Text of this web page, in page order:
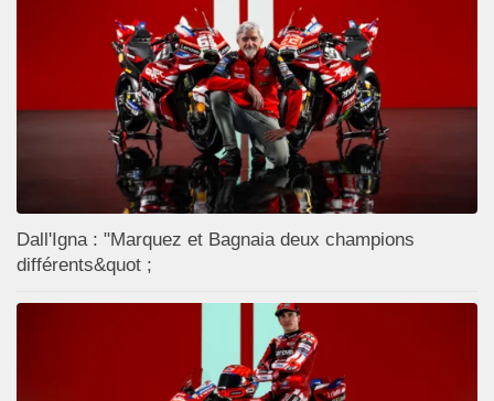
Dall'Igna : "Marquez et Bagnaia deux champions
différents&quot ;